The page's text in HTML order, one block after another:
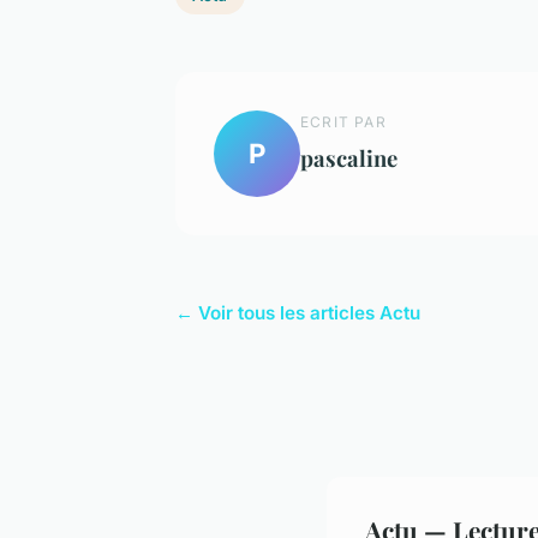
P
ECRIT PAR
pascaline
← Voir tous les articles Actu
Actu —